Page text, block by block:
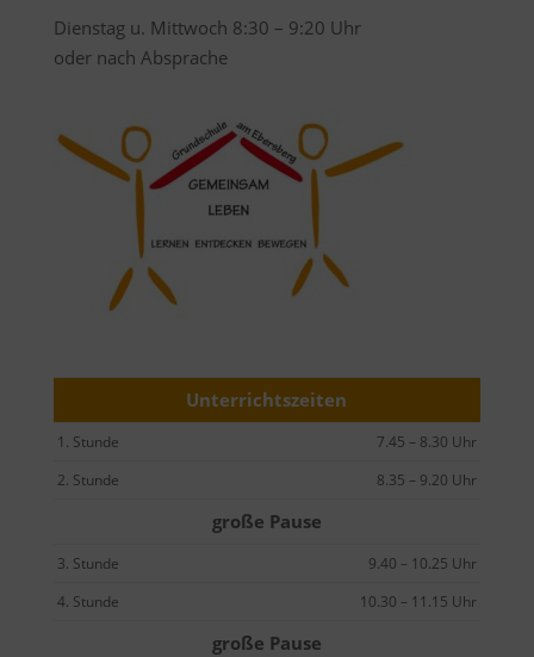
Dienstag u. Mittwoch 8:30 – 9:20 Uhr
oder nach Absprache
Unterrichtszeiten
1. Stunde
7.45 – 8.30 Uhr
2. Stunde
8.35 – 9.20 Uhr
große Pause
3. Stunde
9.40 – 10.25 Uhr
4. Stunde
10.30 – 11.15 Uhr
große Pause